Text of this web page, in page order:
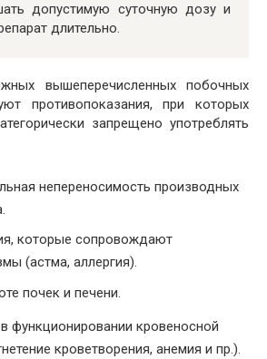
допустимую суточную дозу и
длительно.
вышеперечисленных побочных
противопоказания, при которых
запрещено употреблять
непереносимость производных
которые сопровождают
(астма, аллергия).
почек и печени.
функционировании кровеносной
кроветворения, анемия и пр.).